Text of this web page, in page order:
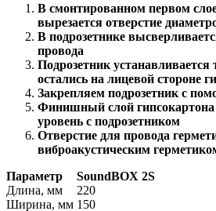
В смонтированном первом
вырезается отверстие
В подрозетнике
провода
Подрозетник устанавливается
остались на лицевой стороне
Закрепляем подрозетник с
Финишный слой гипсокартона
уровень с подрозетником
Отверстие для провода
виброакустическим
Параметр
SoundBOX 2S
Длина, мм
220
Ширина, мм 150